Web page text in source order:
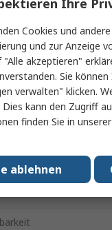
Cookies und
und zur Anzeige
"Alle akzeptieren"
Sie
verwalten" klicken.
Dies kann den Zugriff
finden Sie in unserer
ablehnen